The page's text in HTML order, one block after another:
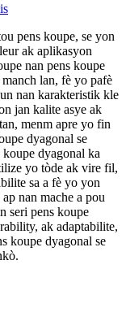
pens koupe, se yon
ak aplikasyon
nan pens koupe
lan, fè yo pafè
nan karakteristik kle
jan kalite asye ak
menm apre yo fin
dyagonal se
dyagonal ka
yo tòde ak vire fil,
sa a fè yo yon
nan mache a pou
seri pens koupe
ak adaptabilite,
koupe dyagonal se